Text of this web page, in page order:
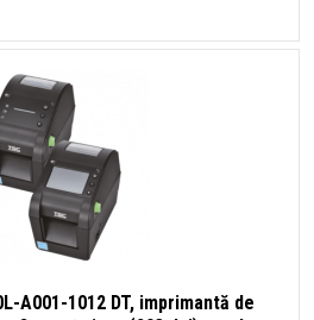
A001-1012 DT, imprimantă de